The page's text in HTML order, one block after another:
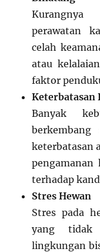
perawatan
celah
atau
faktor
Keterbatasan
Banyak
keterbatasan
pengamanan
terhadap
Stres Hewan
Stres pada
yang tidak
lingkungan